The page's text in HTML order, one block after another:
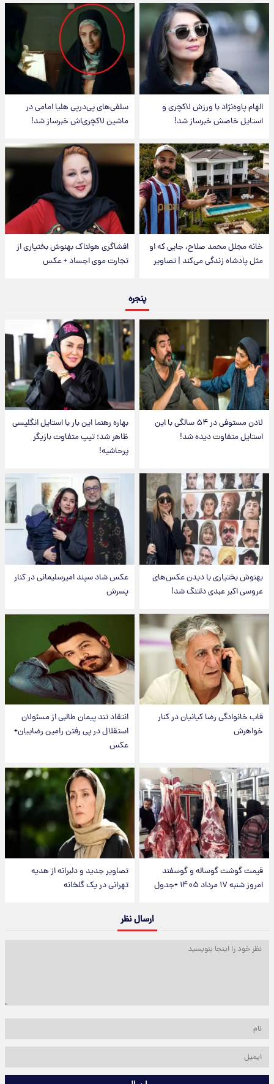
الهام پاوه‌نژاد با ورزش لاکچری و
استایل خاصش خبرساز شد!
سلفی‌های پی‌درپی هلیا امامی در
ماشین لاکچری‌اش خبرساز شد!
خانه مجلل محمد صلاح، جایی که او
مثل پادشاه زندگی می‌کند | تصاویر
افشاگری هولناک بهنوش بختیاری از
تجارت موی اجساد + عکس
پنجره
لادن مستوفی در ۵۴ سالگی با این
استایل متفاوت دیده شد!
بهاره رهنما این بار با استایل انگلیسی
ظاهر شد؛ تیپ متفاوت بازیگر
پرحاشیه!
بهنوش بختیاری با دیدن عکس‌های
عروسی اکبر عبدی دلتنگ شد!
عکس شاد سپند امیرسلیمانی در کنار
پسرش
قاب خانوادگی رضا کیانیان در کنار
خواهرش
انتقاد تند پیمان طالبی از مسئولان
استقلال در پی رفتن رامین رضاییان+
عکس
قیمت گوشت گوساله و گوسفند
امروز شنبه ۱۷ مرداد ۱۴۰۵ +جدول
تصاویر جدید و دلبرانه از هدیه
تهرانی در یک گلخانه
ارسال نظر